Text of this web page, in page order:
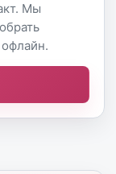
Мы